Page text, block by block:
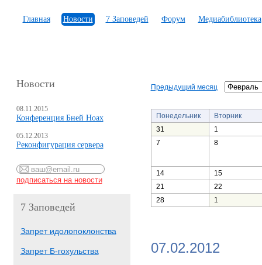
Главная Новости 7 Заповедей Форум Медиабиблиотека
Новости
08.11.2015
Конференция Бней Ноах
05.12.2013
Реконфигурация сервера
7 Заповедей
Запрет идолопоклонства
Запрет Б-гохульства
Предыдущий месяц
Понедельник
Вторник
31
1
7
8
14
15
21
22
28
1
07.02.2012